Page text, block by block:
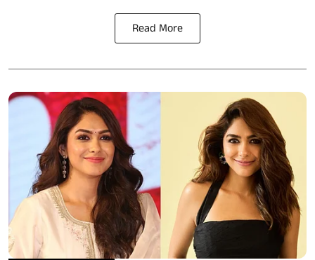
Read More